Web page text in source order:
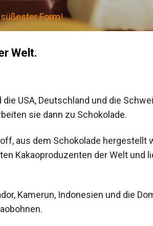
Form!
Welt.
USA, Deutschland und die
sie dann zu Schokolade.
aus dem Schokolade hergestellt
Kakaoproduzenten der Welt und
Kamerun, Indonesien und die